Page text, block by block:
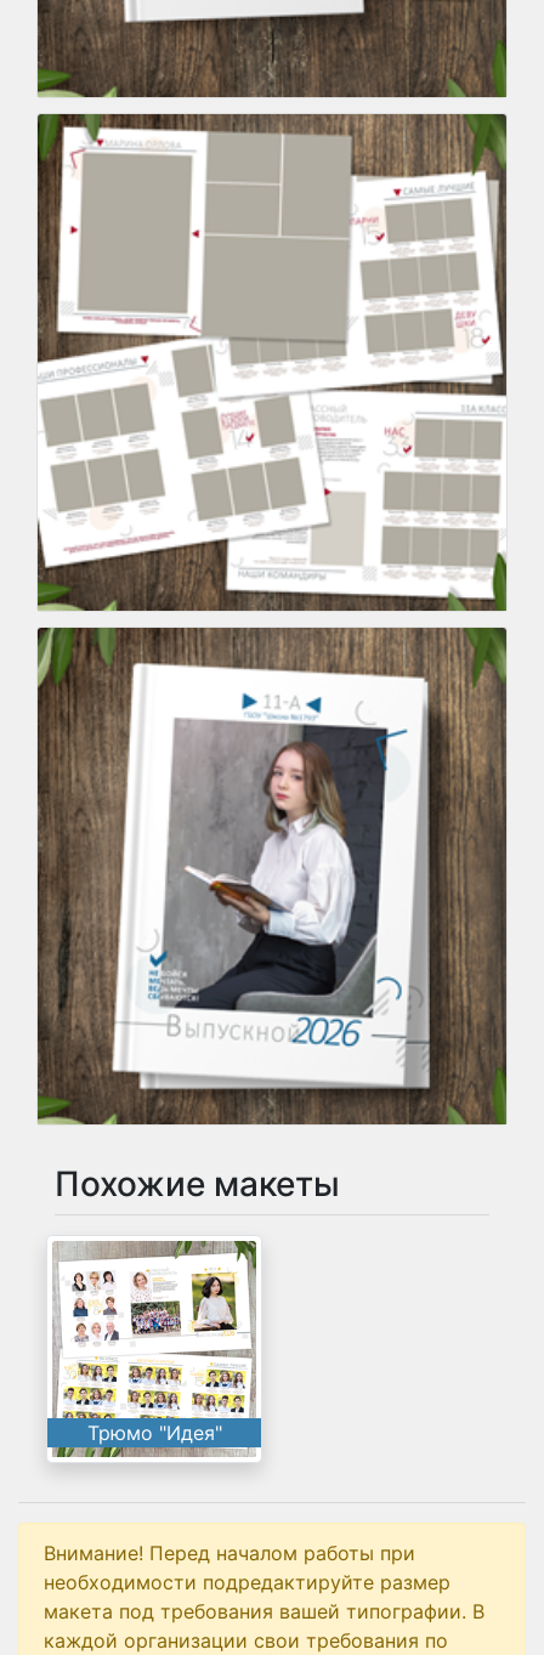
Похожие макеты
Трюмо "Идея"
Внимание! Перед началом работы при
необходимости подредактируйте размер
макета под требования вашей типографии. В
каждой организации свои требования по